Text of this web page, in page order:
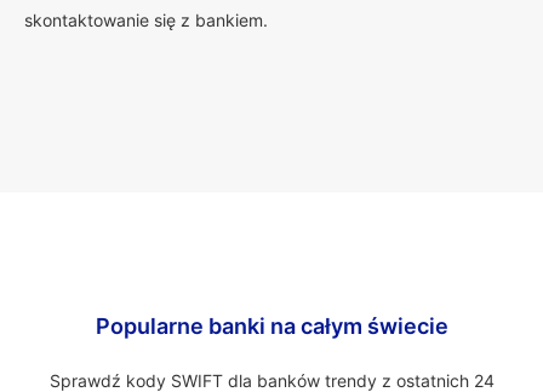
skontaktowanie się z bankiem.
Popularne banki na całym świecie
Sprawdź kody SWIFT dla banków trendy z ostatnich 24